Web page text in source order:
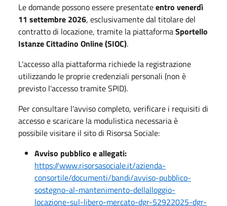
Le domande possono essere presentateentro venerdì
11 settembre 2026, esclusivamente dal titolare del
contratto di locazione, tramite la piattaformaSportello
Istanze Cittadino Online (SIOC).
L'accesso alla piattaforma richiede la registrazione
utilizzando le proprie credenziali personali (non è
previsto l'accesso tramite SPID).
Per consultare l'avviso completo, verificare i requisiti di
accesso e scaricare la modulistica necessaria è
possibile visitare il sito di Risorsa Sociale:
Avviso pubblico e allegati:
https://www.risorsasociale.it/azienda-
consortile/documenti/bandi/avviso-pubblico-
sostegno-al-mantenimento-dellalloggio-
locazione-sul-libero-mercato-dgr-52922025-dgr-